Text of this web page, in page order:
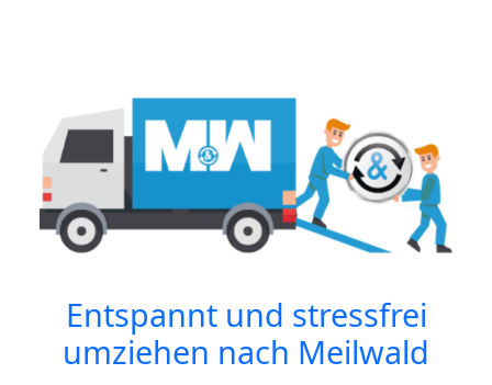
Entspannt und stressfrei
umziehen nach Meilwald